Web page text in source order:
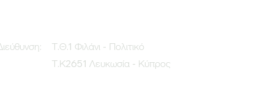
Τ.Θ.1 Φιλάνι - Πολιτικό
Τ.Κ2651 Λευκωσία - Κύπρος